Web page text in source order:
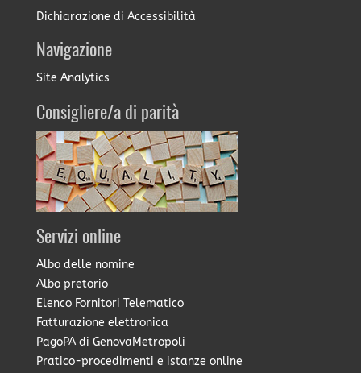
Dichiarazione di Accessibilità
Navigazione
Site Analytics
Consigliere/a di parità
Servizi online
Albo delle nomine
Albo pretorio
Elenco Fornitori Telematico
Fatturazione elettronica
PagoPA di GenovaMetropoli
Pratico-procedimenti e istanze online